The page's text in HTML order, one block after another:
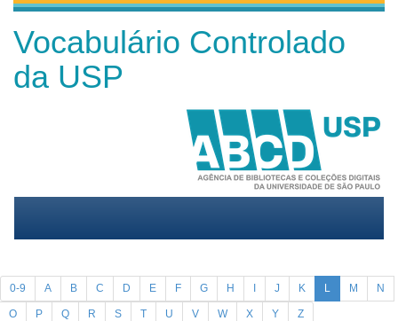
Vocabulário Controlado
da USP
0-9 A B C D E F G H I J K L M N
O P Q R S T U V W X Y Z